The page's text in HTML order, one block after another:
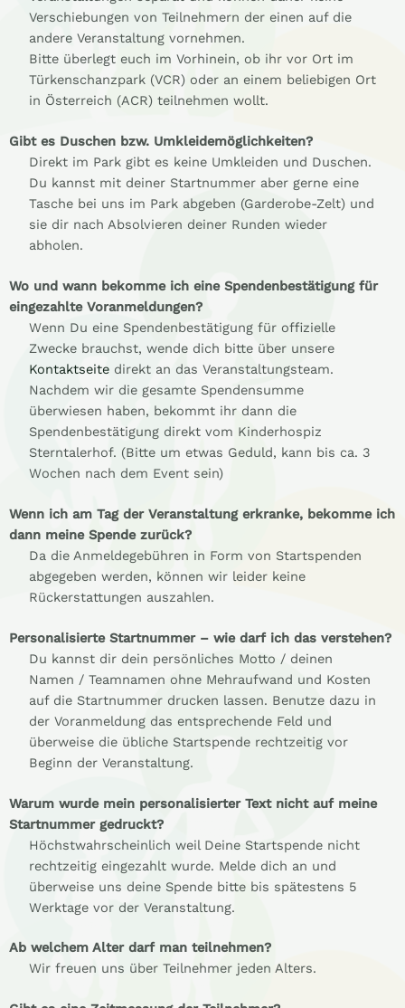
Verschiebungen von Teilnehmern der einen auf die
andere Veranstaltung vornehmen.
Bitte überlegt euch im Vorhinein, ob ihr vor Ort im
Türkenschanzpark (VCR) oder an einem beliebigen Ort
in Österreich (ACR) teilnehmen wollt.
Gibt es Duschen bzw. Umkleidemöglichkeiten?
Direkt im Park gibt es keine Umkleiden und Duschen.
Du kannst mit deiner Startnummer aber gerne eine
Tasche bei uns im Park abgeben (Garderobe-Zelt) und
sie dir nach Absolvieren deiner Runden wieder
abholen.
Wo und wann bekomme ich eine Spendenbestätigung für
eingezahlte Voranmeldungen?
Wenn Du eine Spendenbestätigung für offizielle
Zwecke brauchst, wende dich bitte über unsere
Kontaktseitedirekt an das Veranstaltungsteam.
Nachdem wir die gesamte Spendensumme
überwiesen haben, bekommt ihr dann die
Spendenbestätigung direkt vom Kinderhospiz
Sterntalerhof. (Bitte um etwas Geduld, kann bis ca. 3
Wochen nach dem Event sein)
Wenn ich am Tag der Veranstaltung erkranke, bekomme ich
dann meine Spende zurück?
Da die Anmeldegebühren in Form von Startspenden
abgegeben werden, können wir leider keine
Rückerstattungen auszahlen.
Personalisierte Startnummer – wie darf ich das verstehen?
Du kannst dir dein persönliches Motto / deinen
Namen / Teamnamen ohne Mehraufwand und Kosten
auf die Startnummer drucken lassen. Benutze dazu in
der Voranmeldung das entsprechende Feld und
überweise die übliche Startspende rechtzeitig vor
Beginn der Veranstaltung.
Warum wurde mein personalisierter Text nicht auf meine
Startnummer gedruckt?
Höchstwahrscheinlich weil Deine Startspende nicht
rechtzeitig eingezahlt wurde. Melde dich an und
überweise uns deine Spende bitte bis spätestens 5
Werktage vor der Veranstaltung.
Ab welchem Alter darf man teilnehmen?
Wir freuen uns über Teilnehmer jeden Alters.